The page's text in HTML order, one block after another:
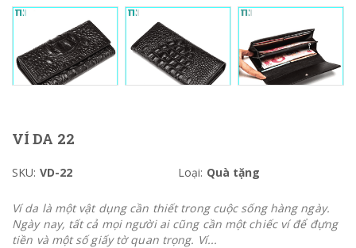
VÍ DA 22
SKU: VD-22 Loại: Quà tặng
Ví da là một vật dụng cần thiết trong cuộc sống hàng ngày.
Ngày nay, tất cả mọi người ai cũng cần một chiếc ví để đựng
tiền và một số giấy tờ quan trọng. Ví...